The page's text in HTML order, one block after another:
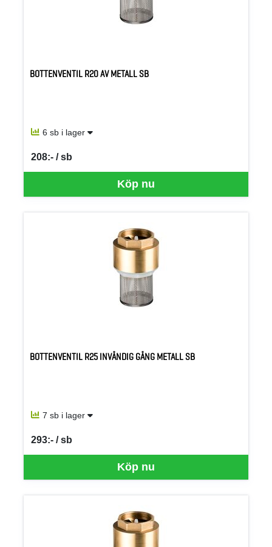
BOTTENVENTIL R20 AV METALL SB
6 sb i lager
Köp nu
208:- / sb
SEK per SB
BOTTENVENTIL R25 INVÄNDIG GÄNG METALL SB
7 sb i lager
Köp nu
293:- / sb
SEK per SB